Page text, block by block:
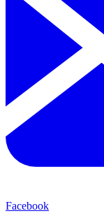
Facebook